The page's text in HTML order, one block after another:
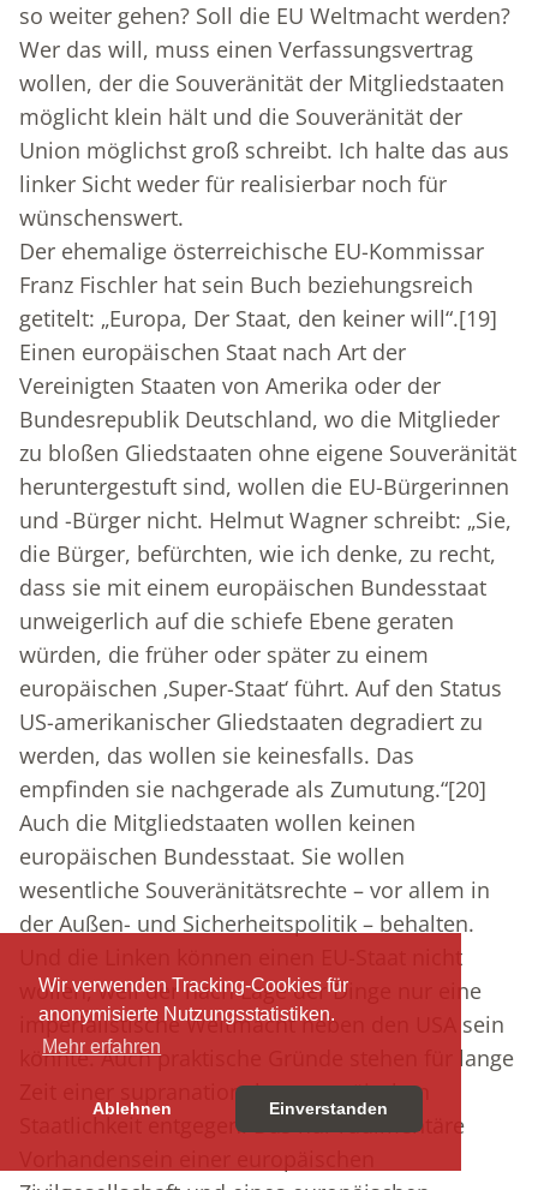
Wir verwenden Tracking-Cookies für
anonymisierte Nutzungsstatistiken.
Mehr erfahren
Ablehnen Einverstanden
so weiter gehen? Soll die EU Weltmacht werden?
Wer das will, muss einen Verfassungsvertrag
wollen, der die Souveränität der Mitgliedstaaten
möglicht klein hält und die Souveränität der
Union möglichst groß schreibt. Ich halte das aus
linker Sicht weder für realisierbar noch für
wünschenswert.
Der ehemalige österreichische EU-Kommissar
Franz Fischler hat sein Buch beziehungsreich
getitelt: „Europa, Der Staat, den keiner will“.[19]
Einen europäischen Staat nach Art der
Vereinigten Staaten von Amerika oder der
Bundesrepublik Deutschland, wo die Mitglieder
zu bloßen Gliedstaaten ohne eigene Souveränität
heruntergestuft sind, wollen die EU-Bürgerinnen
und -Bürger nicht. Helmut Wagner schreibt: „Sie,
die Bürger, befürchten, wie ich denke, zu recht,
dass sie mit einem europäischen Bundesstaat
unweigerlich auf die schiefe Ebene geraten
würden, die früher oder später zu einem
europäischen ‚Super-Staat‘ führt. Auf den Status
US-amerikanischer Gliedstaaten degradiert zu
werden, das wollen sie keinesfalls. Das
empfinden sie nachgerade als Zumutung.“[20]
Auch die Mitgliedstaaten wollen keinen
europäischen Bundesstaat. Sie wollen
wesentliche Souveränitätsrechte – vor allem in
der Außen- und Sicherheitspolitik – behalten.
Und die Linken können einen EU-Staat nicht
wollen, weil der nach Lage der Dinge nur eine
imperialistische Weltmacht neben den USA sein
könnte. Auch praktische Gründe stehen für lange
Zeit einer supranationalen europäischen
Staatlichkeit entgegen: Das nur rudimentäre